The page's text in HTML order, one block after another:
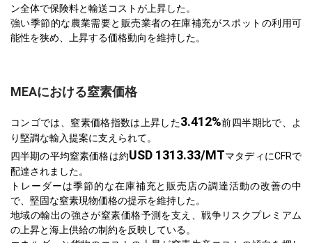
ン全体で保険料と輸送コストが上昇した。
強い季節的な農業需要と販売業者の在庫補充がスポットの利用可
能性を狭め、上昇する価格動向を維持した。
MEAにおける窒素価格
コンゴでは、窒素価格指数は上昇した3.412%前四半期比で、よ
り堅調な輸入提案に支えられて。
四半期の平均窒素価格は約USD 1313.33/MTマタディにCFRで
配達されました。
トレーダーは季節的な在庫補充と販売店の調達活動の改善の中
で、堅固な窒素現物価格の提示を維持した。
地域の輸出の強さが窒素価格予測を支え、戦争リスクプレミアム
の上昇と海上供給の制約を反映している。